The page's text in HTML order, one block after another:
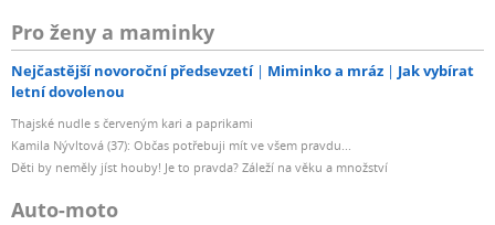
Pro ženy a maminky
Nejčastější novoroční předsevzetí Miminko a mráz
Jak vybírat
letní dovolenou
Thajské nudle s červeným kari a paprikami
Kamila Nývltová (37): Občas potřebuji mít ve všem pravdu...
Děti by neměly jíst houby! Je to pravda? Záleží na věku a množství
Auto-moto